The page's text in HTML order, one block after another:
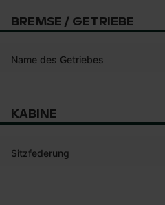
BREMSE / GETRIEBE
Name des Getriebes
KABINE
Sitzfederung